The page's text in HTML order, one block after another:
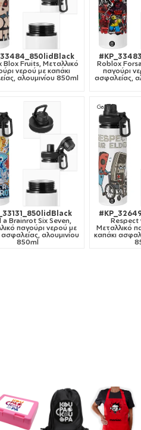
Blox Fruits, Μεταλλικό
νερού με καπάκι
αλουμινίου 850ml
Roblox
παγούρι
ασφαλείας,
a Brainrot Six Seven,
παγούρι νερού με
αλουμινίου
850ml
Gaming
Respect
Μεταλλικό
καπάκι